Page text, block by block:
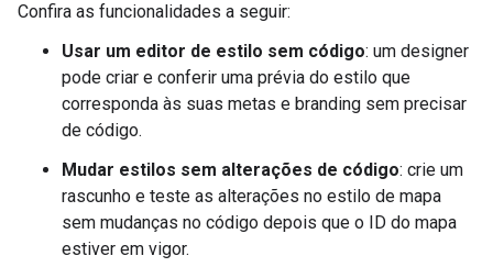
Confira as funcionalidades a seguir:
Usar um editor de estilo sem código: um designer
pode criar e conferir uma prévia do estilo que
corresponda às suas metas e branding sem precisar
de código.
Mudar estilos sem alterações de código: crie um
rascunho e teste as alterações no estilo de mapa
sem mudanças no código depois que o ID do mapa
estiver em vigor.